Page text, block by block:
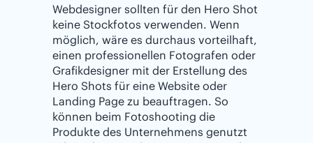
Webdesigner sollten für den Hero Shot
keine Stockfotos verwenden. Wenn
möglich, wäre es durchaus vorteilhaft,
einen professionellen Fotografen oder
Grafikdesigner mit der Erstellung des
Hero Shots für eine Website oder
Landing Page zu beauftragen. So
können beim Fotoshooting die
Produkte des Unternehmens genutzt